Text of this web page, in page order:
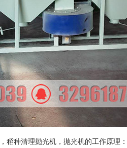
，稻种清理抛光机，抛光机的工作原理：